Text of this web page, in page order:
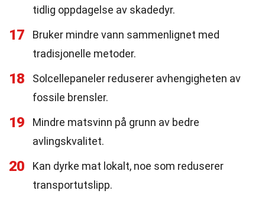
tidlig oppdagelse av skadedyr.
17
Bruker mindre vann sammenlignet med
tradisjonelle metoder.
18
Solcellepaneler reduserer avhengigheten av
fossile brensler.
19
Mindre matsvinn på grunn av bedre
avlingskvalitet.
20
Kan dyrke mat lokalt, noe som reduserer
transportutslipp.